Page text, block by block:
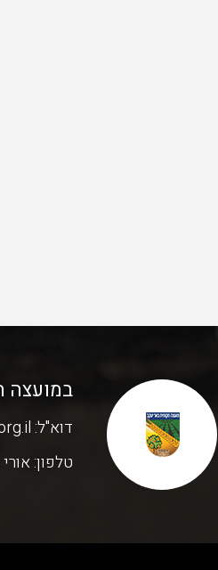
במועצה
דוא"ל:
טלפון:אורי 050-6502029